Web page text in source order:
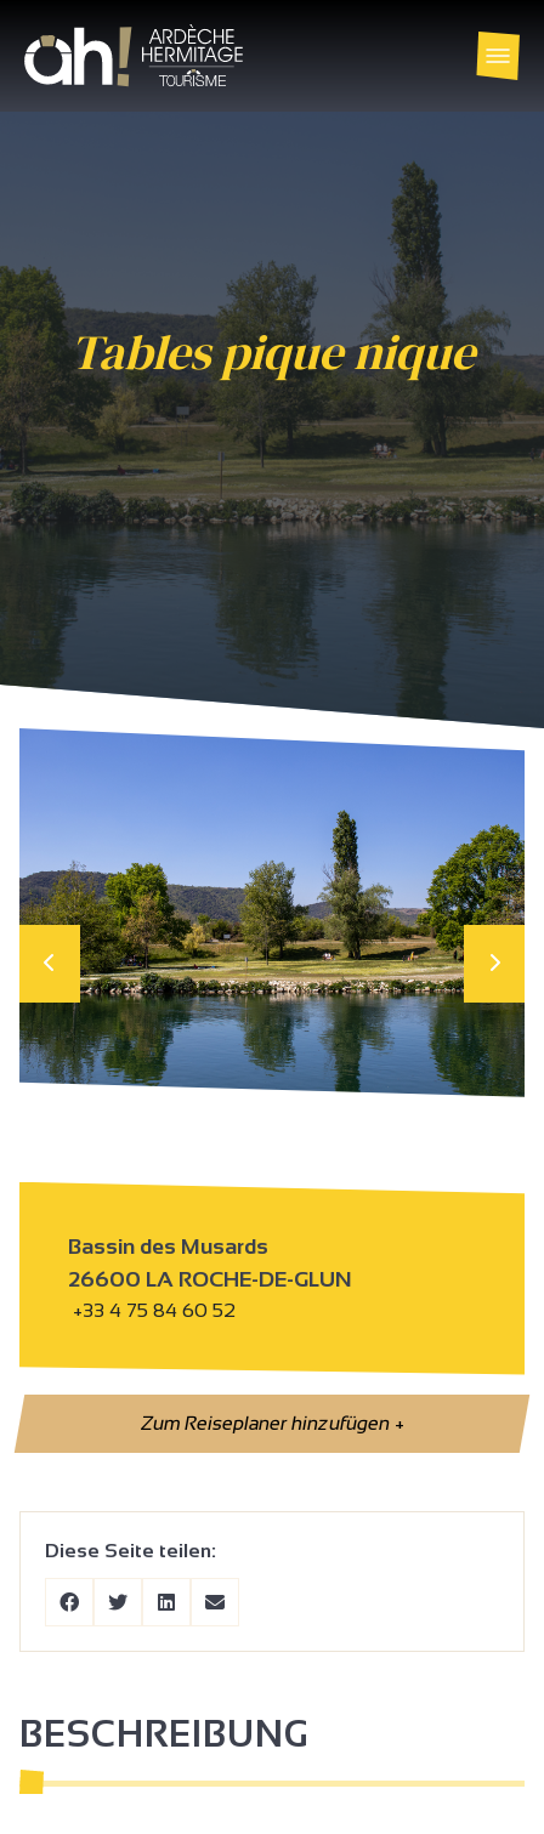
Tables pique nique
Bassin des Musards
26600 LA ROCHE-DE-GLUN
+33 4 75 84 60 52
Zum Reiseplaner hinzufügen+
Diese Seite teilen:
BESCHREIBUNG